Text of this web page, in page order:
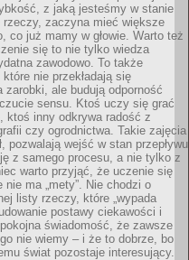
z jaką jesteśmy w stanie
rzeczy, zaczyna mieć większe
co już mamy w głowie. Warto też
się to nie tylko wiedza
zawodowo. To także
nie przekładają się
zarobki, ale budują odporność
sensu. Ktoś uczy się grać
ktoś inny odkrywa radość z
czy ogrodnictwa. Takie zajęcia
pozwalają wejść w stan przepływu
z samego procesu, a nie tylko z
warto przyjąć, że uczenie się
nie ma „mety”. Nie chodzi o
listy rzeczy, które „wypada
postawy ciekawości i
świadomość, że zawsze
nie wiemy – i że to dobrze, bo
świat pozostaje interesujący.